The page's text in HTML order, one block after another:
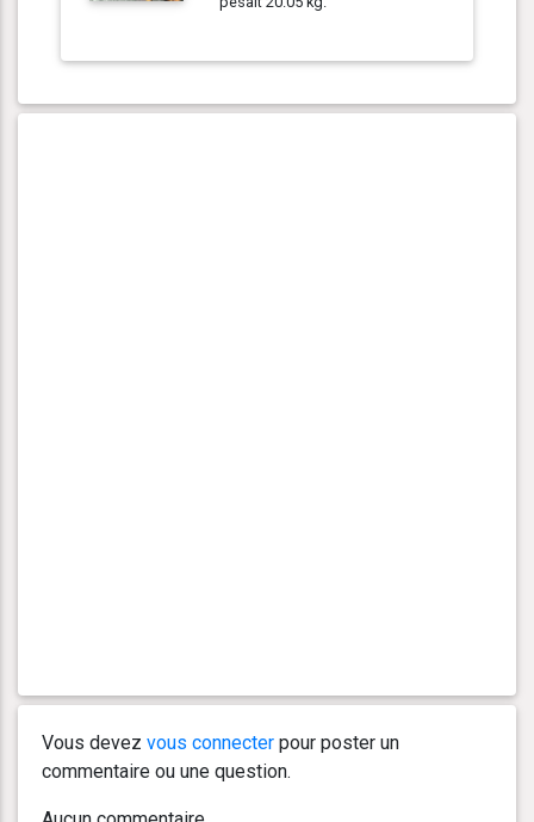
Vous devez vous connecter pour poster un
commentaire ou une question.